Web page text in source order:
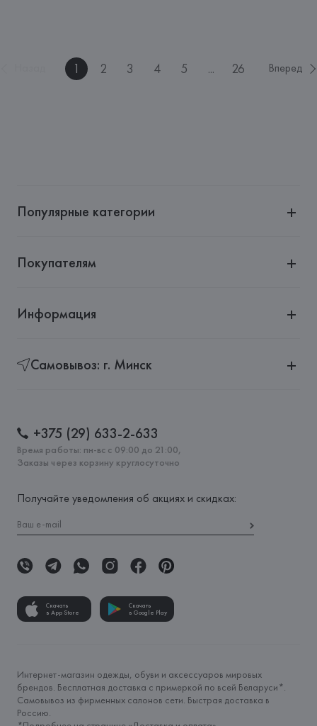
1 2 3 4 5 ... 26 Вперед
Популярные категории
Покупателям
Информация
Самовывоз: г. Минск
+375 (29) 633-2-633
Время работы: пн-вс с 09:00 до 21:00,
Заказы через корзину круглосуточно
Получайте уведомления об акциях и скидках:
Скачать
в App Store
Скачать
в Google Play
Интернет-магазин одежды, обуви и аксессуаров мировых
брендов. Бесплатная доставка с примеркой по всей Беларуси*.
Самовывоз из фирменных салонов сети. Быстрая доставка в
Россию.